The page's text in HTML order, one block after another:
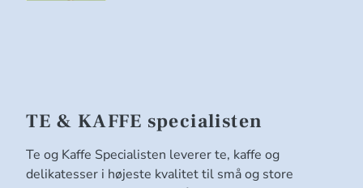
TE & KAFFE specialisten
Te og Kaffe Specialisten leverer te, kaffe og
delikatesser i højeste kvalitet til små og store